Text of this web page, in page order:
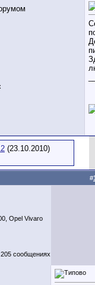
(23.10.2010)
#
Opel Vivaro
сообщениях